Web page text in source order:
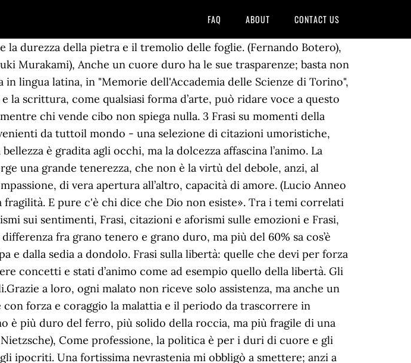
FAQ ABOUT CONTACT US
Cfr. Nello stesso modo il cuore più duro deve fondere all’adeguato grado di calore della non-violenza. (Pellescura, Twitter), Quando il gioco si fa duro, è un sex-toy. Ero giovanissimo, avevo l'illusione che l'intelligenza umana potesse arrivare a tutto. #frasi bellissime #frasi forza #frasi coraggio #farcela #frasi ad effetto #frasi vita #frasi vere #frasi sulla vita #frasi stupende #frasi cattive #frasi stronze #frasi del giorno #frasi tumblr #sono forte #frasi ... “Ci vuole una forza d’animo straordinaria per alzarsi dal letto ogni mattina con … Più ancora che per le proprie miserie si ha bisogno di un Dio per esprimere gratitudine. Ma anche una serie di divertenti aneddoti. Altre frasi sulla purezza. Che la debolezza vinca la forza, che la morbidezza vinca la durezza ognuno sulla terra lo sa, ma nessuno è in grado di fare altrettanto. Conserva un corretto atteggiamento mentale, portato al coraggio, alla franchezza, alla gentilezza d’animo. In un’accezione più estesa indica l’indole e il temperamento generale di un individuo (persona d’umore flemmatico; essere d’umore bilioso, … (Elias Canetti), È duro, senza dubbio, non essere più amati quando si ama; ma niente in confronto a essere ancora amati quando non si ama più. Lannie Abernathy. — Michael Ende scrittore tedesco 1929 - 1995, — Bettino Craxi politico italiano 1934 - 2000, Laicismo non anticlericalismo, p. 74Socialismo e realtà, — Caspar David Friedrich pittore tedesco 1774 - 1840. citazione necessaria, Se sai qual è la fonte di questa citazione, inseriscila, grazie. (Luciana Littizzetto), Quando il gioco si fa duro, i duri o si stanno facendo una lampada o si stanno depilando il petto. Frasi e aforismi sui buoni e sulla bontà: tanti pensieri per riscoprire e rivalutare la purezza dell'animo, vera e propria ricchezza da custodire. “La vera eleganza non si esprime con i vestiti che si indossano né con i gioielli che si posseggono, ma è una dote presente nell’animo che non si può acquistare o fingere di avere”. Capisco di non poter contare sul virtuoso rispetto degli altri adulti. 5 Frasi sui sentimenti I sentimenti non hanno età, non hanno sesso, ma desiderio di vita, desiderio d’amore e soprattutto di felicità. Hai anche la possibilità di disattivare questi cookie. Tra i temi correlati si veda Frasi, citazioni e aforismi sulla forza, Frasi, citazioni e aforismi sui sassi e le pietre, Frasi, citazioni e aforismi sulla debolezza e Frasi, citazioni e aforismi sulla dolcezza e tenerezza. Quale laicismo quindi? La deliziosa vecchina, sorridendo, dice: "Mi ha rivelato che, anche se appaiono sicuri, tutti hanno bisogno di me!". Mi ero ridotto a una vita quasi vegetativa: ma non animalesca. Non sono più in vigore, né l'uno né l'altro. Nondimeno, un uomo di settantanni dovrebbe ancora lasciarsi coinvolgere nell'aspetto carnale della commedia umana? (Mahatma Gandhi), L’esistenza era non solo assurda, era un duro lavoro, puramente e semplicemente. In archivio 207 frasi, aforismi, citazioni sulla generosità Generosità Nobiltà e grandezza d'animo, derivante da chiara e nobile generazione [Latino: generositas]. Belle frasi.Condividi la tua passione per le citazioni e frasi. Frasi sul vento e il mare. INDICE: Garzia Aldo, Il Papa a Cuba, 3-9. L’odio moltiplica l’odio, la violenza moltiplica la violenza, la durezza moltiplica la durezza, in una spirale discendente di distruzione. Man mano che avanziamo nella vita diventa sempre più difficile, ma nel combattere le difficoltà si sviluppa la forza interiore del cuore. (Charles Bukowski), Né io, né tu, nessuno può colpire duro come fa la vita, perciò andando avanti non è importante come colpisci, l’importante è come sai resistere ai colpi, come incassi, e se finisci al tappeto hai la forza di rialzarti. Frasi, citazioni e aforismi sulla durezza e il duro, Dalla mollezza di una spugna bagnata fino alla durezza di una pietra pomice, ci sono infinite sfumature. Unisciti a noi. Argomenti correlati Uomo Due-Giorni Essere Proprio Stesso Grande Arte Amore Mondo Stato Cosa Vita Tempo Uomini Un totale di … Questi cookie non memorizzano alcuna informazione personale. Vi proporremo alcune frasi sulla forza interiore, la forza di volontà, la forza delle donne, la forza della vita, la forza da trovare in sé stessi, la forza di andare avanti e la forza della natura. In questa sezione sono raccolti alcuni aforismi che riguardano proprio l’eleganza d’animo. 5 Frasi di auguri. (Alessandro Manzoni), Preferisco fare errori nella gentilezza e compassione che miracoli nella cattiveria e durezza. Scopri quello che MALI (m_eljaber) ha trovato su Pinterest, il luogo delle idee. Ogni essere umano è speciale, perché oltre al corpo, possiede un’anima immortale. (Friedrich Nietzsche), Il suo fisico parlava di un animo indurito, di una durezza irreversibilmente fossilizzata, il tessuto cicatriziale dell’anima. Frasi sulla sofferenza La sofferenza per un grande dolore coinvolge e